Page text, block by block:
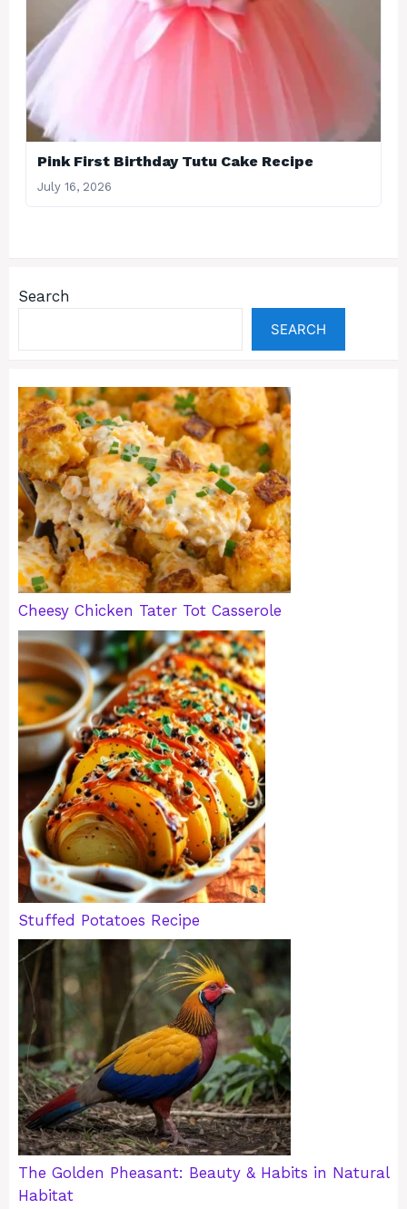
Pink First Birthday Tutu Cake Recipe
July 16, 2026
Search
SEARCH
Cheesy Chicken Tater Tot Casserole
Stuffed Potatoes Recipe
The Golden Pheasant: Beauty & Habits in Natural
Habitat